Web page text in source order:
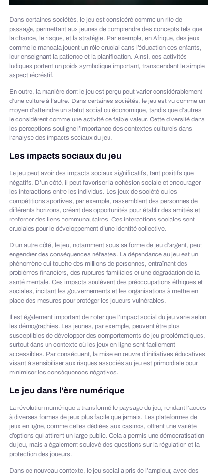
Dans certaines sociétés, le jeu est considéré comme un rite de
passage, permettant aux jeunes de comprendre des concepts tels que
la chance, le risque, et la stratégie. Par exemple, en Afrique, des jeux
comme le mancala jouent un rôle crucial dans l’éducation des enfants,
leur enseignant la patience et la planification. Ainsi, ces activités
ludiques portent un poids symbolique important, transcendant le simple
aspect récréatif.
En outre, la manière dont le jeu est perçu peut varier considérablement
d’une culture à l’autre. Dans certaines sociétés, le jeu est vu comme un
moyen d’atteindre un statut social ou économique, tandis que d’autres
le considèrent comme une activité de faible valeur. Cette diversité dans
les perceptions souligne l’importance des contextes culturels dans
l’analyse des impacts sociaux du jeu.
Les impacts sociaux du jeu
Le jeu peut avoir des impacts sociaux significatifs, tant positifs que
négatifs. D’un côté, il peut favoriser la cohésion sociale et encourager
les interactions entre les individus. Les jeux de société ou les
compétitions sportives, par exemple, rassemblent des personnes de
différents horizons, créant des opportunités pour établir des amitiés et
renforcer des liens communautaires. Ces interactions sociales sont
cruciales pour le développement d’une identité collective.
D’un autre côté, le jeu, notamment sous sa forme de jeu d’argent, peut
engendrer des conséquences néfastes. La dépendance au jeu est un
phénomène qui touche des millions de personnes, entraînant des
problèmes financiers, des ruptures familiales et une dégradation de la
santé mentale. Ces impacts soulèvent des préoccupations éthiques et
sociales, incitant les gouvernements et les organisations à mettre en
place des mesures pour protéger les joueurs vulnérables.
Il est également important de noter que l’impact social du jeu varie selon
les démographies. Les jeunes, par exemple, peuvent être plus
susceptibles de développer des comportements de jeu problématiques,
surtout dans un contexte où les jeux en ligne sont facilement
accessibles. Par conséquent, la mise en œuvre d’initiatives éducatives
visant à sensibiliser aux risques associés au jeu est primordiale pour
minimiser les conséquences négatives.
Le jeu dans l’ère numérique
La révolution numérique a transformé le paysage du jeu, rendant l’accès
à diverses formes de jeux plus facile que jamais. Les plateformes de
jeux en ligne, comme celles dédiées aux casinos, offrent une variété
d’options qui attirent un large public. Cela a permis une démocratisation
du jeu, mais a également soulevé des questions sur la régulation et la
protection des joueurs.
Dans ce nouveau contexte, le jeu social a pris de l’ampleur, avec des